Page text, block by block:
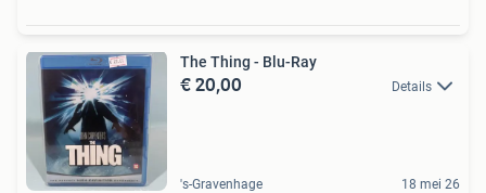
The Thing - Blu-Ray
€ 20,00 Details
's-Gravenhage 18 mei 26